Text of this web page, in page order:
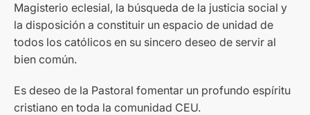
Magisterio eclesial, la búsqueda de la justicia social y
la disposición a constituir un espacio de unidad de
todos los católicos en su sincero deseo de servir al
bien común.
Es deseo de la Pastoral fomentar un profundo espíritu
cristiano en toda la comunidad CEU.